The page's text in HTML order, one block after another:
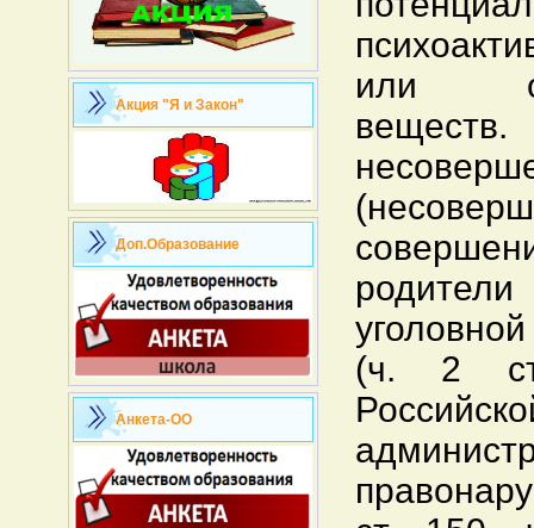
Акция "Я и Закон"
Доп.Образование
Анкета-ОО
или
(ч. 2